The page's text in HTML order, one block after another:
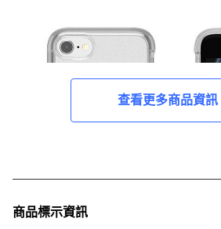
查看更多商品資訊
商品標示資訊